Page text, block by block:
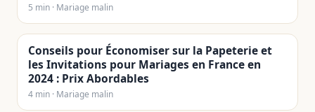
5 min · Mariage malin
Conseils pour Économiser sur la Papeterie et
les Invitations pour Mariages en France en
2024 : Prix Abordables
4 min · Mariage malin